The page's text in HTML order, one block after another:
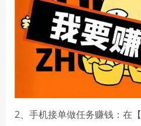
2、手机接单做任务赚钱：在【